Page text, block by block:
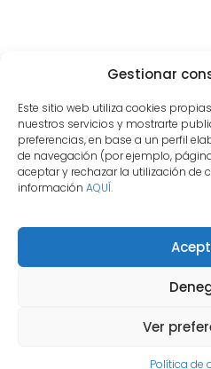
Gestionar
Este sitio web utiliza cookies
nuestros servicios y mostrarte
preferencias, en base a un perfil
de navegación (por ejemplo,
aceptar y rechazar la utilización de
información AQUÍ.
Ver
Política de
Aviso
Política de
Política
Condiciones